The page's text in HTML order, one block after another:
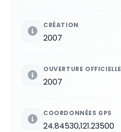
CRÉATION
2007
OUVERTURE OFFICIELLE
2007
COORDONNÉES GPS
24.84530,121.23500